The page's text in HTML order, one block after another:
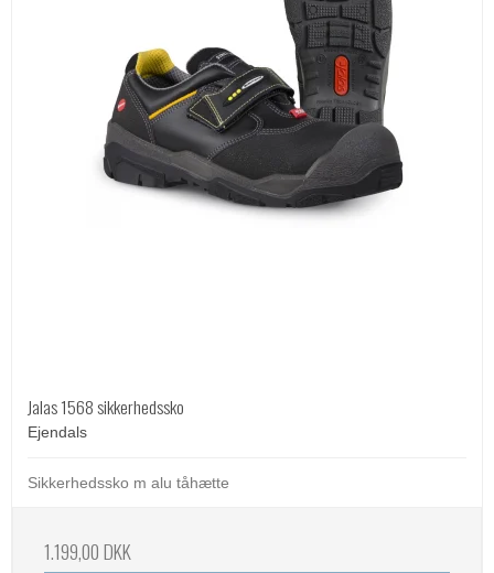
Jalas 1568 sikkerhedssko
Ejendals
Sikkerhedssko m alu tåhætte
1.199,00 DKK